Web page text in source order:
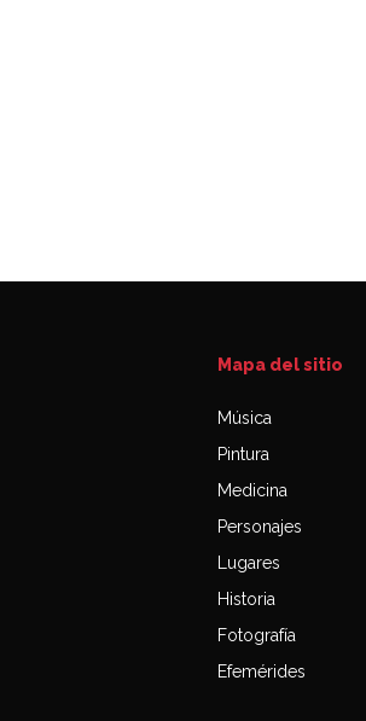
Mapa del sitio
Música
Pintura
Medicina
Personajes
Lugares
Historia
Fotografía
Efemérides